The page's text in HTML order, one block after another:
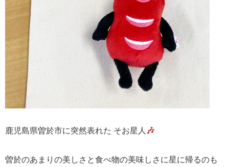
鹿児島県曽於市に突然表れた そお星人🎶
曽於のあまりの美しさと食べ物の美味しさに星に帰るのも